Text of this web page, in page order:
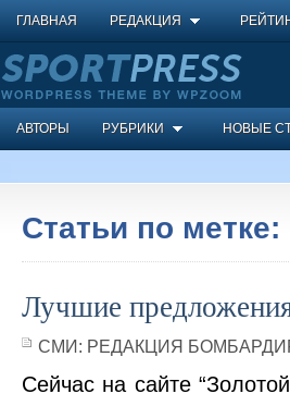
ГЛАВНАЯ РЕДАКЦИЯ
АВТОРЫ РУБРИКИ НОВЫЕ
Статьи по
Лучшие
СМИ: РЕДАКЦИЯ
Сейчас на сайте